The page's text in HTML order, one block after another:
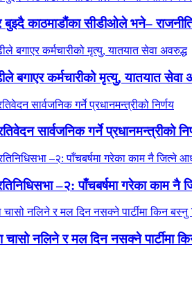
बुझ्दै काठमाडौंका सीडीओले भने–
बगाएर कर्मचारीको मृत्यु, यातयात सेवा
सार्वजनिक गर्ने प्रधानमन्त्रीको
–२: पाँचबर्षमा गरेका काम नै
नलिने र मल दिन नसक्ने पार्टीमा